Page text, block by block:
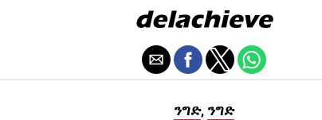
ንግድ, ንግድ